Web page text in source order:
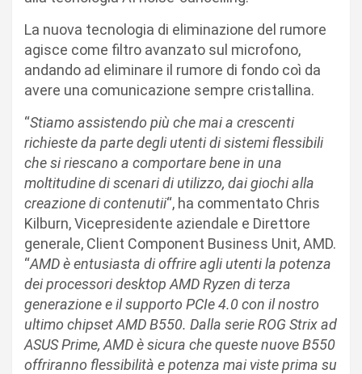
La nuova tecnologia di eliminazione del rumore
agisce come filtro avanzato sul microfono,
andando ad eliminare il rumore di fondo coì da
avere una comunicazione sempre cristallina.
“Stiamo assistendo più che mai a crescenti
richieste da parte degli utenti di sistemi flessibili
che si riescano a comportare bene in una
moltitudine di scenari di utilizzo, dai giochi alla
creazione di contenutii“, ha commentato Chris
Kilburn, Vicepresidente aziendale e Direttore
generale, Client Component Business Unit, AMD.
“AMD è entusiasta di offrire agli utenti la potenza
dei processori desktop AMD Ryzen di terza
generazione e il supporto PCIe 4.0 con il nostro
ultimo chipset AMD B550. Dalla serie ROG Strix ad
ASUS Prime, AMD è sicura che queste nuove B550
offriranno flessibilità e potenza mai viste prima su